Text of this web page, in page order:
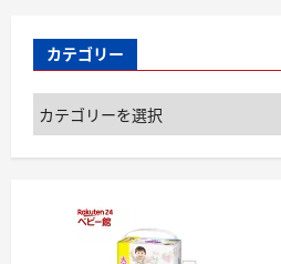
カテゴリー